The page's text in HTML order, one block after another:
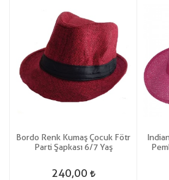
Bordo Renk Kumaş Çocuk Fötr
Parti Şapkası 6/7 Yaş
240,00